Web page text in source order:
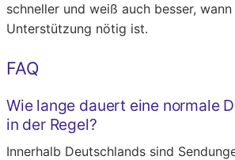
schneller und weiß auch besser,
Unterstützung nötig ist.
FAQ
Wie lange dauert eine normale
in der Regel?
Innerhalb Deutschlands sind